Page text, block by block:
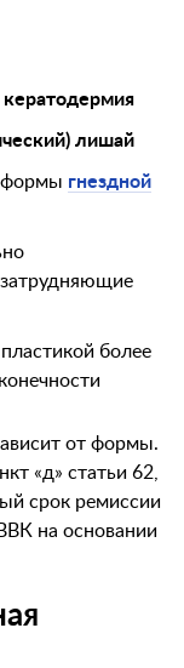
кератодермия
лишай
формы гнездной
более
от формы.
«д» статьи 62,
срок ремиссии
на основании